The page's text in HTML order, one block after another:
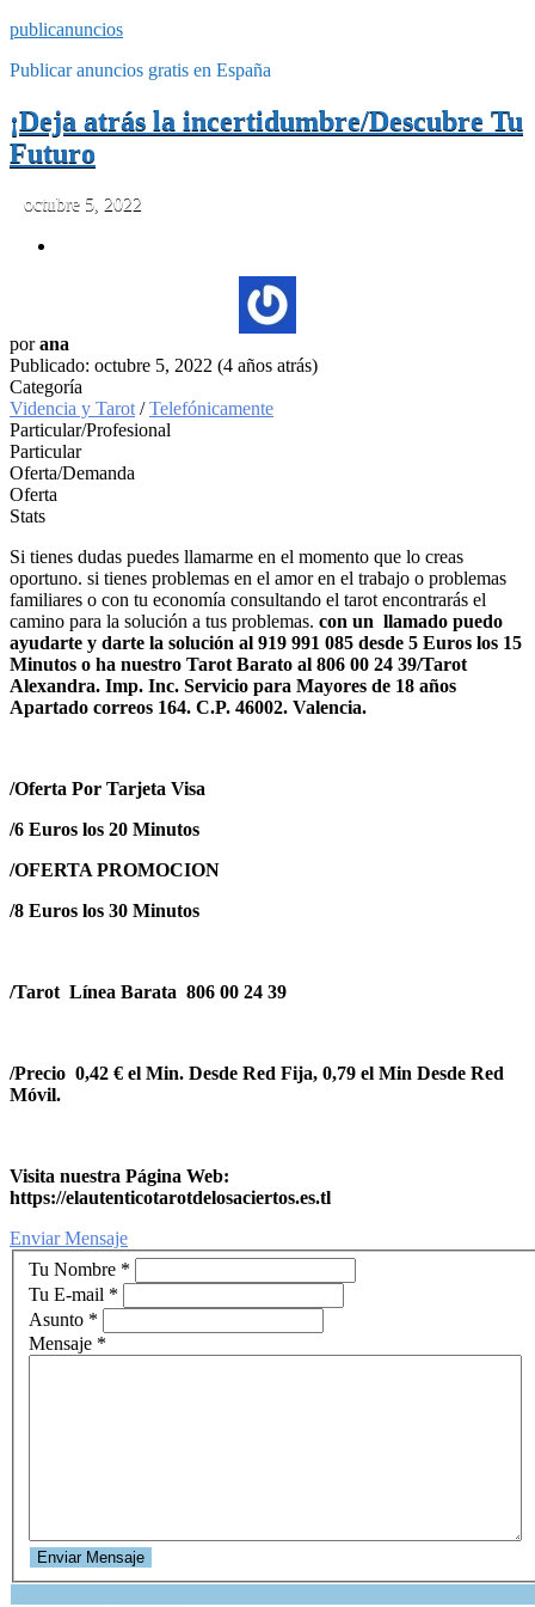
publicanuncios
Publicar anuncios gratis en España
¡Deja atrás la incertidumbre/Descubre Tu
Futuro
octubre 5, 2022
porana
Publicado: octubre 5, 2022 (4 años atrás)
Categoría
Videncia y Tarot /Telefónicamente
Particular/Profesional
Particular
Oferta/Demanda
Oferta
Stats
Si tienes dudas puedes llamarme en el momento que lo creas
oportuno. si tienes problemas en el amor en el trabajo o problemas
familiares o con tu economía consultando el tarot encontrarás el
camino para la solución a tus problemas. con un llamado puedo
ayudarte y darte la solución al 919 991 085 desde 5 Euros los 15
Minutos o ha nuestro Tarot Barato al 806 00 24 39/Tarot
Alexandra. Imp. Inc. Servicio para Mayores de 18 años
Apartado correos 164. C.P. 46002. Valencia.
/Oferta Por Tarjeta Visa
/6 Euros los 20 Minutos
/OFERTA PROMOCION
/8 Euros los 30 Minutos
/Tarot Línea Barata 806 00 24 39
/Precio 0,42 € el Min. Desde Red Fija, 0,79 el Min Desde Red
Móvil.
Visita nuestra Página Web:
https://elautenticotarotdelosaciertos.es.tl
Enviar Mensaje
Tu Nombre *
Tu E-mail *
Asunto *
Mensaje *